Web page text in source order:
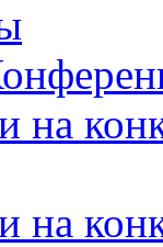
на
на